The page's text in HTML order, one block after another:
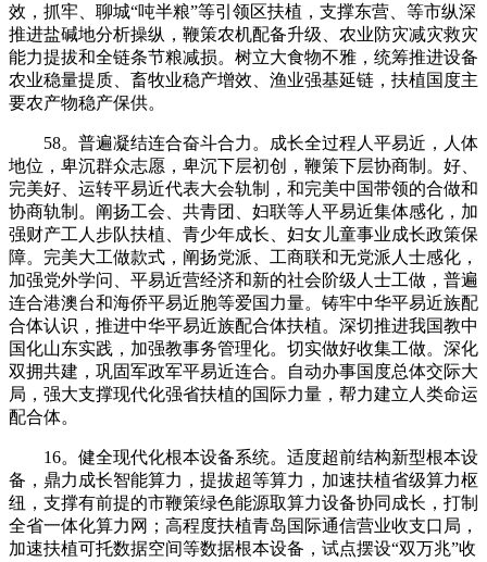
效，抓牢、聊城“吨半粮”等引领区扶植，支撑东营、等市纵深
推进盐碱地分析操纵，鞭策农机配备升级、农业防灾减灾救灾
能力提拔和全链条节粮减损。树立大食物不雅，统筹推进设备
农业稳量提质、畜牧业稳产增效、渔业强基延链，扶植国度主
要农产物稳产保供。
58。普遍凝结连合奋斗合力。成长全过程人平易近，人体
地位，卑沉群众志愿，卑沉下层初创，鞭策下层协商制。好、
完美好、运转平易近代表大会轨制，和完美中国带领的合做和
协商轨制。阐扬工会、共青团、妇联等人平易近集体感化，加
强财产工人步队扶植、青少年成长、妇女儿童事业成长政策保
障。完美大工做款式，阐扬党派、工商联和无党派人士感化，
加强党外学问、平易近营经济和新的社会阶级人士工做，普遍
连合港澳台和海侨平易近胞等爱国力量。铸牢中华平易近族配
合体认识，推进中华平易近族配合体扶植。深切推进我国教中
国化山东实践，加强教事务管理化。切实做好收集工做。深化
双拥共建，巩固军政军平易近连合。自动办事国度总体交际大
局，强大支撑现代化强省扶植的国际力量，帮力建立人类命运
配合体。
16。健全现代化根本设备系统。适度超前结构新型根本设
备，鼎力成长智能算力，提拔超等算力，加速扶植省级算力枢
纽，支撑有前提的市鞭策绿色能源取算力设备协同成长，打制
全省一体化算力网；高程度扶植青岛国际通信营业收支口局，
加速扶植可托数据空间等数据根本设备，试点摆设“双万兆”收